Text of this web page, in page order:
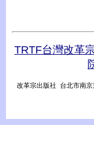
TRTF台灣改革
改革宗出版社 台北市南京